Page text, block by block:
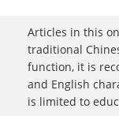
Articles in this
traditional
function, it is
and English
is limited to